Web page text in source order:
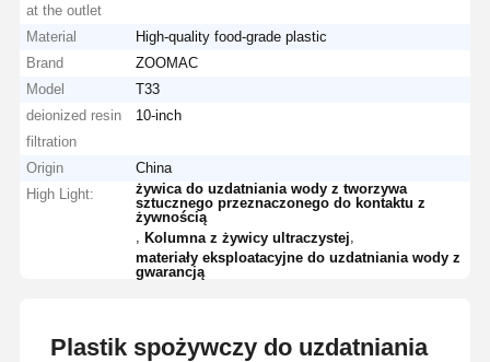
at the outlet
Material
High-quality food-grade plastic
Brand
ZOOMAC
Model
T33
deionized resin
filtration
10-inch
Origin
China
High Light:
żywica do uzdatniania wody z tworzywa
sztucznego przeznaczonego do kontaktu z
żywnością
,Kolumna z żywicy ultraczystej
materiały eksploatacyjne do uzdatniania wody z
gwarancją
Plastik spożywczy do uzdatniania